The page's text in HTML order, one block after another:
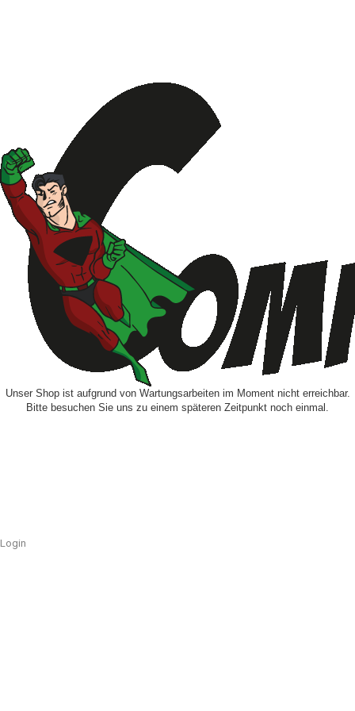
Unser Shop ist aufgrund von Wartungsarbeiten im Moment nicht erreichbar.
Bitte besuchen Sie uns zu einem späteren Zeitpunkt noch einmal.
Login